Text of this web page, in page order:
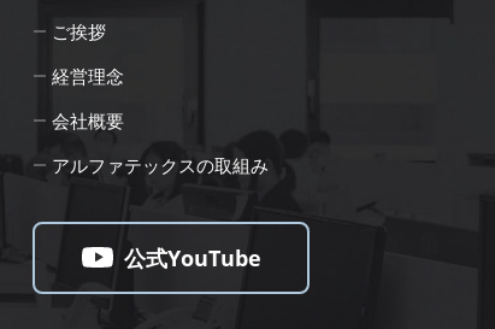
ご挨拶
経営理念
会社概要
アルファテックスの取組み
公式YouTube